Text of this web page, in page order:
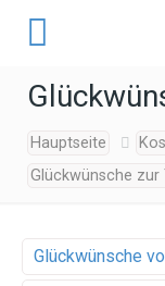
Hauptseite
Glückwünsche zur
Glückwünsche